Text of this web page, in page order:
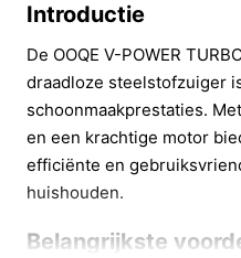
Introductie
De OOQE V-POWER
draadloze steelstofzuiger
schoonmaakprestaties.
en een krachtige motor
efficiënte en
huishouden.
Belangrijkste